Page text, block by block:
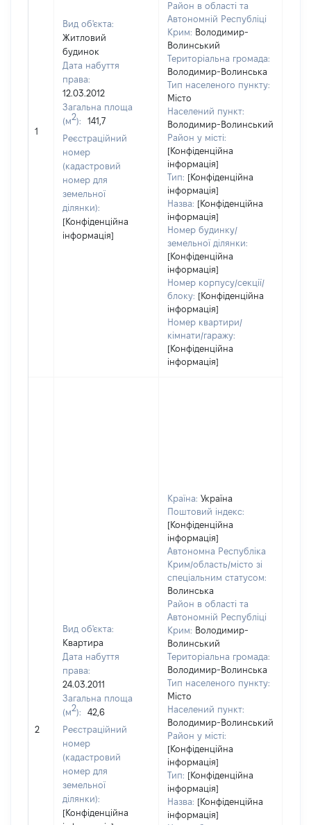
1
Вид об'єкта:
Житловий
будинок
Дата набуття
права:
12.03.2012
Загальна площа
(м2):
141,7
Реєстраційний
номер
(кадастровий
номер для
земельної
ділянки):
[Конфіденційна
інформація]
Район в області та
Автономній Республіці
Крим: Володимир-
Волинський
Територіальна громада:
Володимир-Волинська
Тип населеного пункту:
Місто
Населений пункт:
Володимир-Волинський
Район у місті:
[Конфіденційна
інформація]
Тип: [Конфіденційна
інформація]
Назва: [Конфіденційна
інформація]
Номер будинку/
земельної ділянки:
[Конфіденційна
інформація]
Номер корпусу/секції/
блоку: [Конфіденційна
інформація]
Номер квартири/
кімнати/гаражу:
[Конфіденційна
інформація]
2
Вид об'єкта:
Квартира
Дата набуття
права:
24.03.2011
Загальна площа
(м2):
42,6
Реєстраційний
номер
(кадастровий
номер для
земельної
ділянки):
[Конфіденційна
Країна: Україна
Поштовий індекс:
[Конфіденційна
інформація]
Автономна Республіка
Крим/область/місто зі
спеціальним статусом:
Волинська
Район в області та
Автономній Республіці
Крим: Володимир-
Волинський
Територіальна громада:
Володимир-Волинська
Тип населеного пункту:
Місто
Населений пункт:
Володимир-Волинський
Район у місті:
[Конфіденційна
інформація]
Тип: [Конфіденційна
інформація]
Назва: [Конфіденційна
інформація]